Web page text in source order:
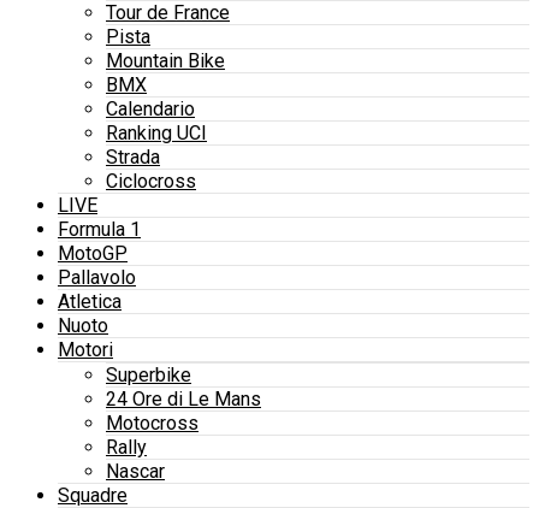
Tour de France
Pista
Mountain Bike
BMX
Calendario
Ranking UCI
Strada
Ciclocross
LIVE
Formula 1
MotoGP
Pallavolo
Atletica
Nuoto
Motori
Superbike
24 Ore di Le Mans
Motocross
Rally
Nascar
Squadre